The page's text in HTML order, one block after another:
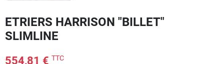
ETRIERS HARRISON "BILLET"
SLIMLINE
554,81 € TTC